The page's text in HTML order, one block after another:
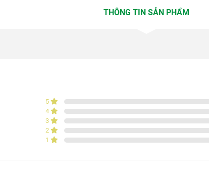
THÔNG TIN SẢN PHẨM
5
4
3
2
1